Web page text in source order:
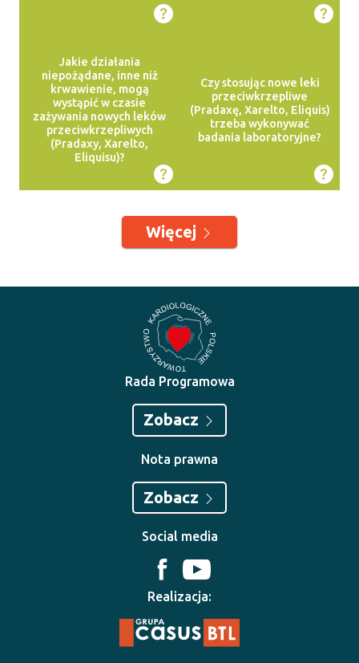
Jakie działania
niepożądane, inne niż
krwawienie, mogą
wystąpić w czasie
zażywania nowych leków
przeciwkrzepliwych
(Pradaxy, Xarelto,
Eliquisu)?
Czy stosując nowe leki
przeciwkrzepliwe
(Pradaxę, Xarelto, Eliquis)
trzeba wykonywać
badania laboratoryjne?
Więcej
Rada Programowa
Zobacz
Nota prawna
Zobacz
Social media
Realizacja: